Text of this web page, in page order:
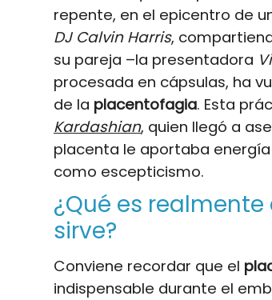
repente, en el epicentro de
DJ Calvin Harris,
su pareja –la presentadora
procesada en cápsulas, ha
de la placentofagia. Esta
Kardashian, quien llegó a
placenta le aportaba
como escepticismo.
¿Qué es
sirve?
Conviene recordar que el
indispensable durante el